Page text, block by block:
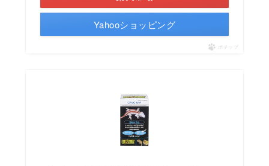
Yahooショッピング
ポチップ